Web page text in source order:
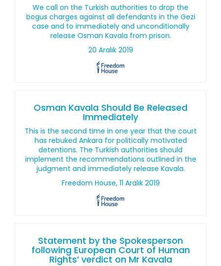
We call on the Turkish authorities to drop the
bogus charges against all defendants in the Gezi
case and to immediately and unconditionally
release Osman Kavala from prison.
20 Aralık 2019
Osman Kavala Should Be Released
Immediately
This is the second time in one year that the court
has rebuked Ankara for politically motivated
detentions. The Turkish authorities should
implement the recommendations outlined in the
judgment and immediately release Kavala.
Freedom House, 11 Aralık 2019
Statement by the Spokesperson
following European Court of Human
Rights’ verdict on Mr Kavala